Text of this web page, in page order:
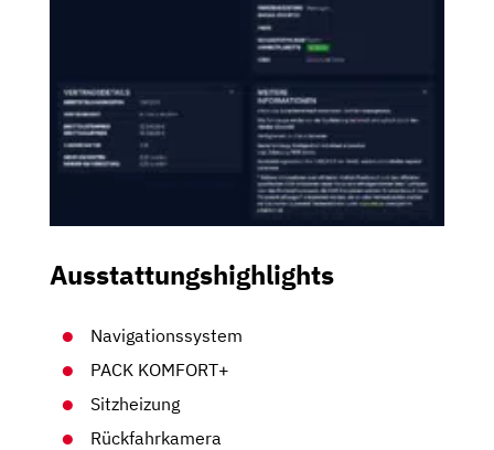
Ausstattungshighlights
Navigationssystem
PACK KOMFORT+
Sitzheizung
Rückfahrkamera